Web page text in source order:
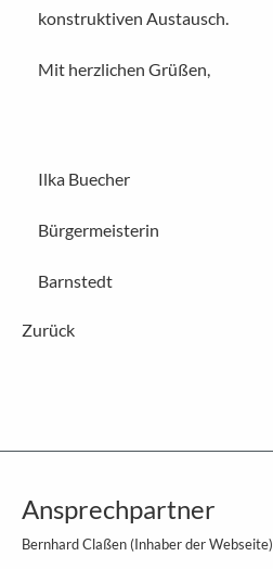
konstruktiven Austausch.
Mit herzlichen Grüßen,
Ilka Buecher
Bürgermeisterin
Barnstedt
Zurück
Ansprechpartner
Bernhard Claßen (Inhaber der Webseite)